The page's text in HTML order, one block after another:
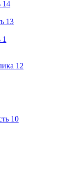
14
13
1
12
10